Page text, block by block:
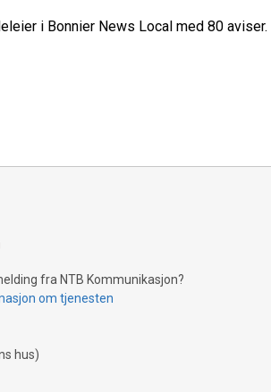
i Bonnier News Local med 80 aviser.
fra NTB Kommunikasjon?
om tjenesten
hus)